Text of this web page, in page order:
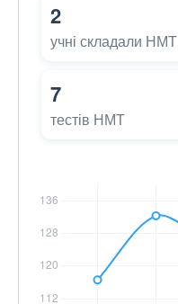
2
учні складали НМТ
7
тестів НМТ